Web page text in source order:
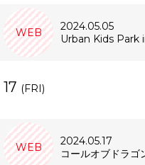
WEB
2024.05.05
Urban Kids Park
17 (FRI)
WEB
2024.05.17
コールオブドラゴ